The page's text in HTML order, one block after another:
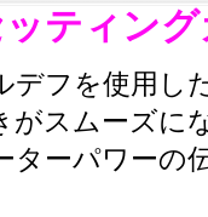
ティン
デフを使用し
がスムーズに
ターパワーの